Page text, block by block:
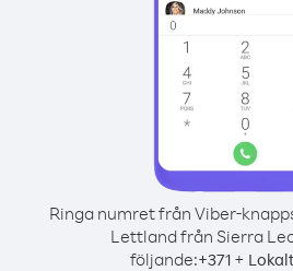
Ringa numret från Viber-
Lettland från Sierra
följande:+371+